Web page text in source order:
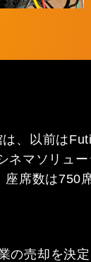
、以前は
マソリュ
席数は750
売却を決